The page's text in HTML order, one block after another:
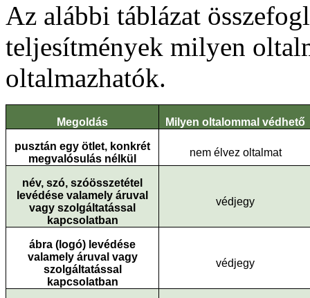
Az alábbi táblázat
teljesítmények milyen
oltalmazhatók.
Megoldás Milyen oltalommal védhető
pusztán egy ötlet, konkrét
megvalósulás nélkül
nem élvez oltalmat
név, szó, szóösszetétel
levédése valamely áruval
vagy szolgáltatással
kapcsolatban
védjegy
ábra (logó) levédése
valamely áruval vagy
szolgáltatással
kapcsolatban
védjegy